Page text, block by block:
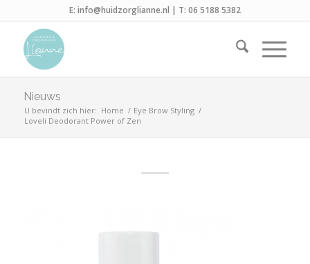
E: info@huidzorglianne.nl | T: 06 5188 5382
Nieuws
U bevindt zich hier: Home / Eye Brow Styling /
Loveli Deodorant Power of Zen